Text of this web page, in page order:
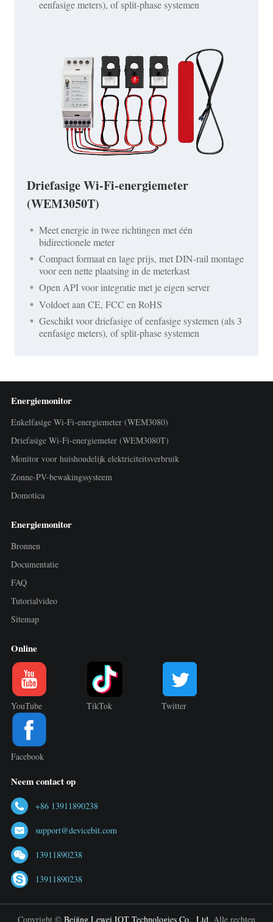
eenfasige meters), of split-phase systemen
Driefasige Wi-Fi-energiemeter
(WEM3050T)
Meet energie in twee richtingen met één
bidirectionele meter
Compact formaat en lage prijs, met DIN-rail montage
voor een nette plaatsing in de meterkast
Open API voor integratie met je eigen server
Voldoet aan CE, FCC en RoHS
Geschikt voor driefasige of eenfasige systemen (als 3
eenfasige meters), of split-phase systemen
Energiemonitor
Enkelfasige Wi-Fi-energiemeter (WEM3080)
Driefasige Wi-Fi-energiemeter (WEM3080T)
Monitor voor huishoudelijk elektriciteitsverbruik
Zonne-PV-bewakingssysteem
Domotica
Energiemonitor
Bronnen
Documentatie
FAQ
Tutorialvideo
Sitemap
Online
YouTube TikTok Twitter
Facebook
Neem contact op
+86 13911890238
support@devicebit.com
13911890238
13911890238
Copyright © Beijing Lewei IOT Technologies Co., Ltd. Alle rechten